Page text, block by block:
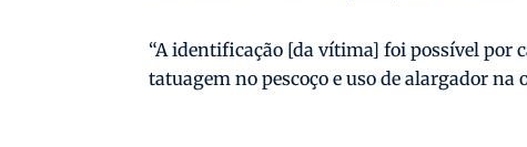
“A identificação [da vítima] foi possível por
tatuagem no pescoço e uso de alargador na